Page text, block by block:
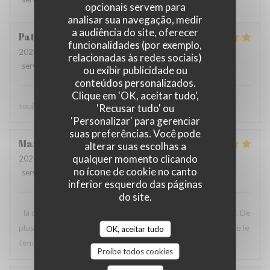
opcionais servem para
analisar sua navegação, medir
a audiência do site, oferecer
funcionalidades (por exemplo,
relacionadas às redes sociais)
ou exibir publicidade ou
conteúdos personalizados.
Clique em 'OK, aceitar tudo',
'Recusar tudo' ou
'Personalizar' para gerenciar
suas preferências. Você pode
alterar suas escolhas a
qualquer momento clicando
no ícone de cookie no canto
inferior esquerdo das páginas
do site.
OK, aceitar tudo
Proíbe todos cookies
Patrick
2026-07-23
- 13:30 - guests 2
service
5 /5 menu: 5 /5 quality_price
toujours parfait comme d'habitude
Maryvonne
2026-07-23
- 12:30 - guests 2
service
ambience:4 /5 menu:5/5 quality_price
- la qualité de l'accueil et de la cuisine sont à recommander. De
plus, la terrasse près de la Vilaine est très agréable, lorsque le
temps s'y prête comme aujourd'hui.